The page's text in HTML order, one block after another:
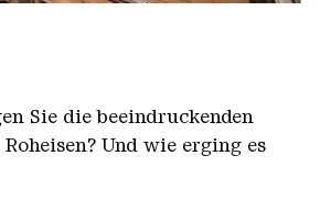
Sie die beeindruckenden
Und wie erging es